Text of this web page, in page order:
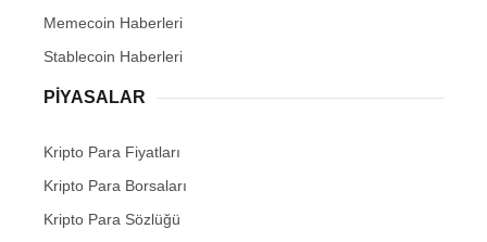
Memecoin Haberleri
Stablecoin Haberleri
PIYASALAR
Kripto Para Fiyatları
Kripto Para Borsaları
Kripto Para Sözlüğü